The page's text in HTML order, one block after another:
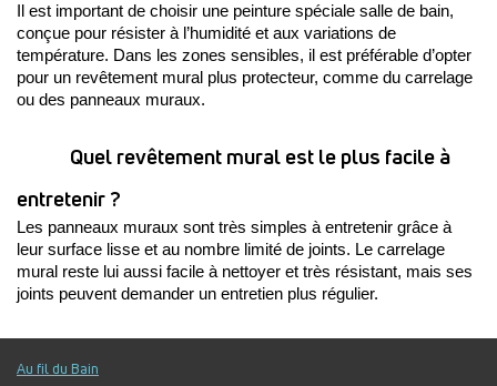
Il est important de choisir une peinture spéciale salle de bain,
conçue pour résister à l’humidité et aux variations de
température. Dans les zones sensibles, il est préférable d’opter
pour un revêtement mural plus protecteur, comme du carrelage
ou des panneaux muraux.
Quel revêtement mural est le plus facile à
entretenir ?
Les panneaux muraux sont très simples à entretenir grâce à
leur surface lisse et au nombre limité de joints. Le carrelage
mural reste lui aussi facile à nettoyer et très résistant, mais ses
joints peuvent demander un entretien plus régulier.
Au fil du Bain